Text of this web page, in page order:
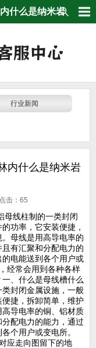
什么是纳米岩
行业新闻
内什么是纳米岩
击： 65
母线柱制的一类封闭
功率，它安装便捷，
母线是用高导电率的
有汇聚和分配电力的
电能送到各个用户或
经常会用到各种各样
、什么是母线槽什么
封闭金属设施，一般
捷，拆卸简单，维护
导电率的铜、铝材质
配电力的能力，通过
个用户或变电所。
应走向图留下的地